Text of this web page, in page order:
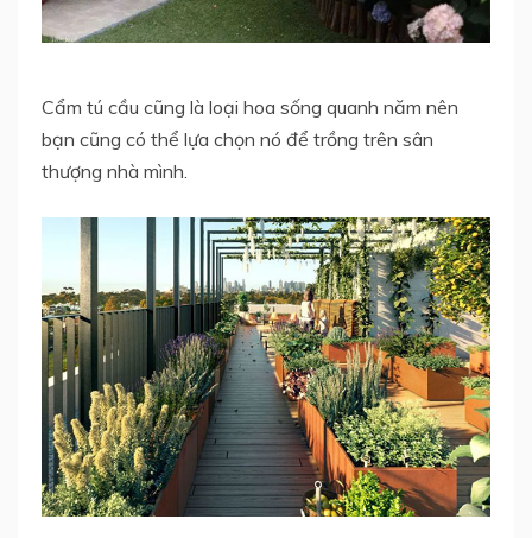
Cẩm tú cầu cũng là loại hoa sống quanh năm nên
bạn cũng có thể lựa chọn nó để trồng trên sân
thượng nhà mình.